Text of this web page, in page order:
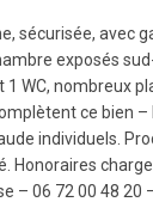
sécurisée, avec
exposés
WC, nombreux
ce bien
individuels.
charge
– 06 72 00 48 20